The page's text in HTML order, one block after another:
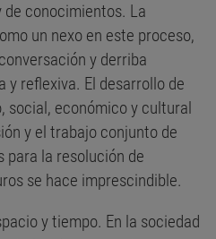
de conocimientos. La
un nexo en este proceso,
y derriba
y reflexiva. El desarrollo de
social, económico y cultural
y el trabajo conjunto de
para la resolución de
se hace imprescindible.
y tiempo. En la sociedad